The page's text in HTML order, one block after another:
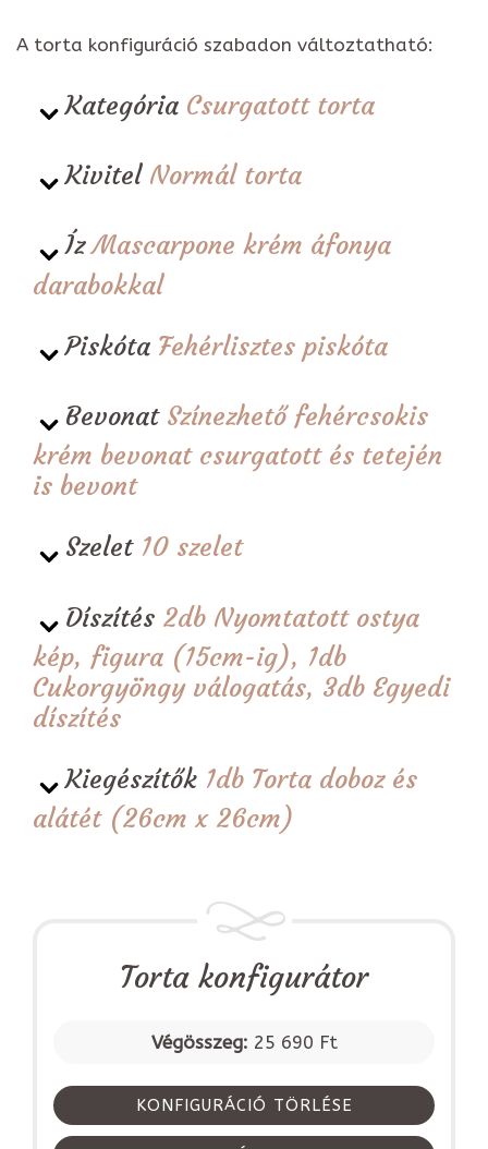
A torta konfiguráció szabadon változtatható:
Kategória Csurgatott torta
Kivitel Normál torta
ÍzMascarpone krém áfonya
darabokkal
Piskóta Fehérlisztes piskóta
Bevonat Színezhető fehércsokis
krém bevonat csurgatott és tetején
is bevont
Szelet 10 szelet
Díszítés 2db Nyomtatott ostya
kép, figura (15cm-ig), 1db
Cukorgyöngy válogatás, 3db Egyedi
díszítés
Kiegészítők 1db Torta doboz és
alátét (26cm x 26cm)
Torta konfigurátor
Végösszeg: 25 690 Ft
KONFIGURÁCIÓ TÖRLÉSE